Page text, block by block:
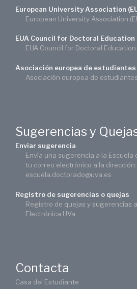
European University Association
European University Association
EUA Council for Doctoral Education
EUA Council for Doctoral Education
Asociación europea de
Asociación europea de
Sugerencias y
Enviar sugerencia
Envía una sugerencia a la Escuela
tu correo electrónico a la dirección:
escuela.doctorado@uva.es
Registro de sugerencias o quejas
Registro de quejas y sugerencias
Electrónica UVa
Contacta
Casa del Estudiante